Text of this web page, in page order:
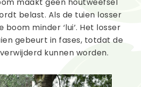
maakt geen houtweefsel
belast. Als de tuien losser
boom minder ‘lui’. Het losser
gebeurt in fases, totdat de
kunnen worden.